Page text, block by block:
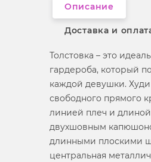
Описание
Доставка и
Толстовка – это
гардероба, который
каждой девушки.
свободного прямого
линией плеч и
двухшовным
длинными плоскими
центральная